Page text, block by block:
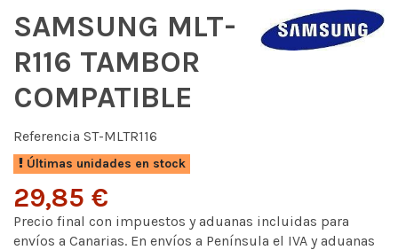
SAMSUNG MLT-
R116 TAMBOR
COMPATIBLE
Referencia ST-MLTR116
Últimas unidades en stock
29,85 €
Precio final con impuestos y aduanas incluidas para
envíos a Canarias. En envíos a Península el IVA y aduanas